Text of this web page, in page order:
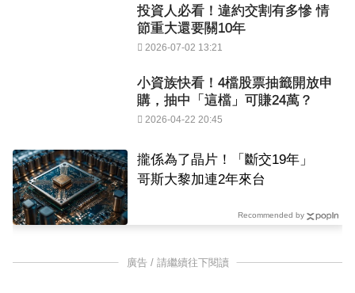
投資人必看！違約交割有多慘 情
節重大還要關10年
2026-07-02 13:21
小資族快看！4檔股票抽籤開放申
購，抽中「這檔」可賺24萬？
2026-04-22 20:45
攏係為了晶片！「斷交19年」
哥斯大黎加連2年來台
Recommended by
廣告 / 請繼續往下閱讀